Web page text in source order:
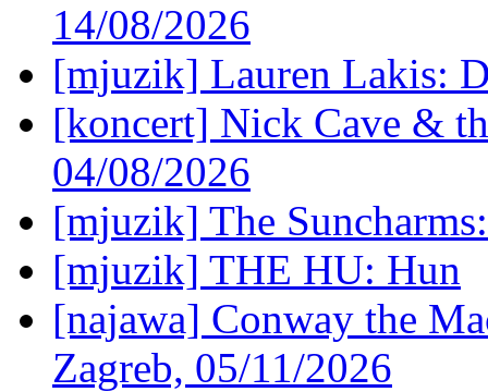
14/08/2026
[mjuzik] Lauren Lakis:
[koncert] Nick Cave &
04/08/2026
[mjuzik] The
[mjuzik] THE HU: Hun
[najawa] Conway the
Zagreb, 05/11/2026